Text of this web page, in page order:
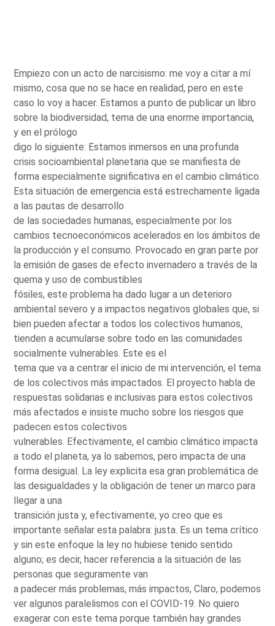
Empiezo con un acto de narcisismo: me voy a citar a mí
mismo, cosa que no se hace en realidad, pero en este
caso lo voy a hacer. Estamos a punto de publicar un libro
sobre la biodiversidad, tema de una enorme importancia,
y en el prólogo
digo lo siguiente: Estamos inmersos en una profunda
crisis socioambiental planetaria que se manifiesta de
forma especialmente significativa en el cambio climático.
Esta situación de emergencia está estrechamente ligada
a las pautas de desarrollo
de las sociedades humanas, especialmente por los
cambios tecnoeconómicos acelerados en los ámbitos de
la producción y el consumo. Provocado en gran parte por
la emisión de gases de efecto invernadero a través de la
quema y uso de combustibles
fósiles, este problema ha dado lugar a un deterioro
ambiental severo y a impactos negativos globales que, si
bien pueden afectar a todos los colectivos humanos,
tienden a acumularse sobre todo en las comunidades
socialmente vulnerables. Este es el
tema que va a centrar el inicio de mi intervención, el tema
de los colectivos más impactados. El proyecto habla de
respuestas solidarias e inclusivas para estos colectivos
más afectados e insiste mucho sobre los riesgos que
padecen estos colectivos
vulnerables. Efectivamente, el cambio climático impacta
a todo el planeta, ya lo sabemos, pero impacta de una
forma desigual. La ley explicita esa gran problemática de
las desigualdades y la obligación de tener un marco para
llegar a una
transición justa y, efectivamente, yo creo que es
importante señalar esta palabra: justa. Es un tema crítico
y sin este enfoque la ley no hubiese tenido sentido
alguno; es decir, hacer referencia a la situación de las
personas que seguramente van
a padecer más problemas, más impactos, Claro, podemos
ver algunos paralelismos con el COVID-19. No quiero
exagerar con este tema porque también hay grandes